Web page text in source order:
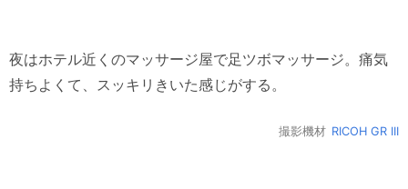
夜はホテル近くのマッサージ屋で足ツボマッサージ。痛気
持ちよくて、スッキリきいた感じがする。
撮影機材 RICOH GR III